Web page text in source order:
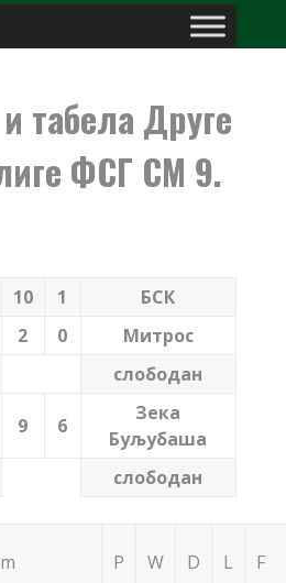
табела Друге
ФСГ СМ 9.
10 1
БСК
2 0
Митрос
слободан
9 6
Зека
Буљубаша
слободан
P W D L F